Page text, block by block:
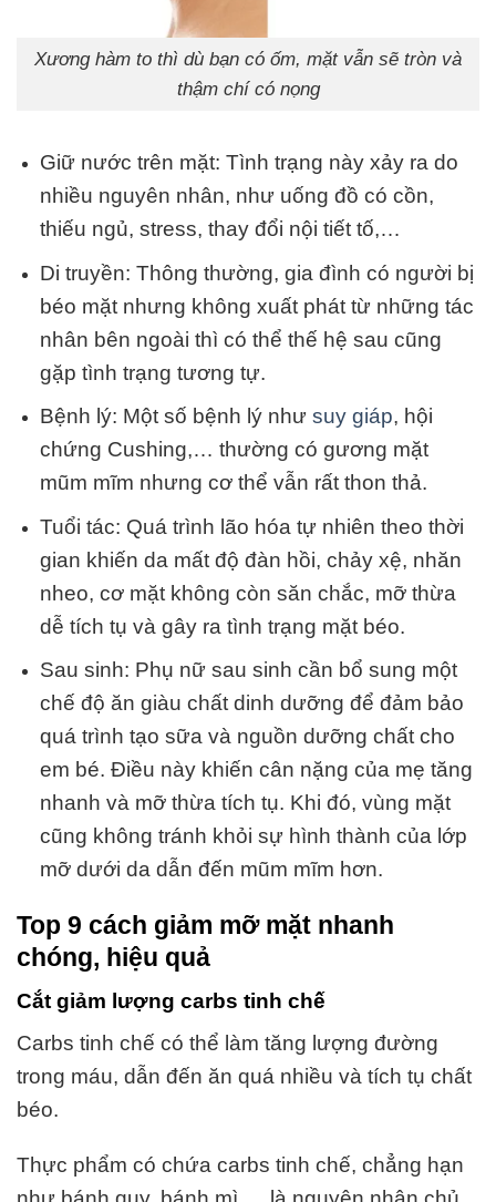
Xương hàm to thì dù bạn có ốm, mặt vẫn sẽ tròn và
thậm chí có nọng
Giữ nước trên mặt: Tình trạng này xảy ra do
nhiều nguyên nhân, như uống đồ có cồn,
thiếu ngủ, stress, thay đổi nội tiết tố,…
Di truyền: Thông thường, gia đình có người bị
béo mặt nhưng không xuất phát từ những tác
nhân bên ngoài thì có thể thế hệ sau cũng
gặp tình trạng tương tự.
Bệnh lý: Một số bệnh lý như suy giáp, hội
chứng Cushing,… thường có gương mặt
mũm mĩm nhưng cơ thể vẫn rất thon thả.
Tuổi tác: Quá trình lão hóa tự nhiên theo thời
gian khiến da mất độ đàn hồi, chảy xệ, nhăn
nheo, cơ mặt không còn săn chắc, mỡ thừa
dễ tích tụ và gây ra tình trạng mặt béo.
Sau sinh: Phụ nữ sau sinh cần bổ sung một
chế độ ăn giàu chất dinh dưỡng để đảm bảo
quá trình tạo sữa và nguồn dưỡng chất cho
em bé. Điều này khiến cân nặng của mẹ tăng
nhanh và mỡ thừa tích tụ. Khi đó, vùng mặt
cũng không tránh khỏi sự hình thành của lớp
mỡ dưới da dẫn đến mũm mĩm hơn.
Top 9 cách giảm mỡ mặt nhanh
chóng, hiệu quả
Cắt giảm lượng carbs tinh chế
Carbs tinh chế có thể làm tăng lượng đường
trong máu, dẫn đến ăn quá nhiều và tích tụ chất
béo.
Thực phẩm có chứa carbs tinh chế, chẳng hạn